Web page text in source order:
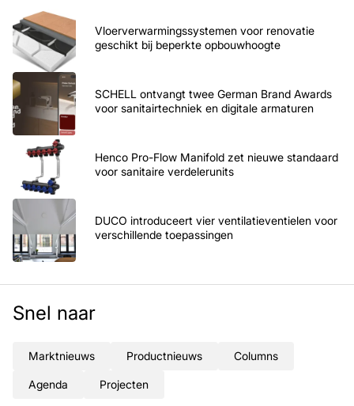
Vloerverwarmingssystemen voor renovatie
geschikt bij beperkte opbouwhoogte
SCHELL ontvangt twee German Brand Awards
voor sanitairtechniek en digitale armaturen
Henco Pro-Flow Manifold zet nieuwe standaard
voor sanitaire verdelerunits
DUCO introduceert vier ventilatieventielen voor
verschillende toepassingen
Snel naar
Marktnieuws Productnieuws Columns
Agenda Projecten